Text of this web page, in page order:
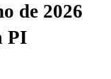
de 2026
PI